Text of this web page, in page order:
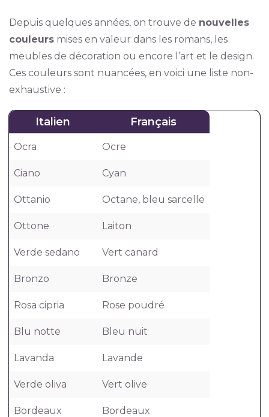
Depuis quelques années, on trouve de nouvelles
couleursmises en valeur dans les romans, les
meubles de décoration ou encore l’art et le design.
Ces couleurs sont nuancées, en voici une liste non-
exhaustive :
Italien Français
Ocra Ocre
Ciano Cyan
Ottanio Octane, bleu sarcelle
Ottone Laiton
Verde sedano Vert canard
Bronzo Bronze
Rosa cipria Rose poudré
Blu notte Bleu nuit
Lavanda Lavande
Verde oliva Vert olive
Bordeaux Bordeaux